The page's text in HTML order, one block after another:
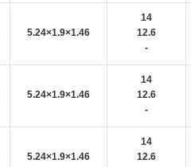
5.24×1.9×1.46
14
12.6
-
5.24×1.9×1.46
14
12.6
-
5.24×1.9×1.46
14
12.6